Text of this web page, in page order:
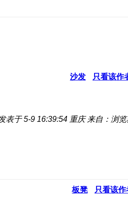
沙发 只看该作
表于 5-9 16:39:54 重庆 来自：浏
板凳 只看该作